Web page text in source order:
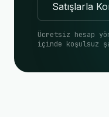
Satışlarla
Ücretsiz hesap
içinde koşulsuz